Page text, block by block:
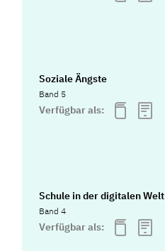
Soziale Ängste
Band 5
Verfügbar als:
Schule in der digitalen Welt
Band 4
Verfügbar als: